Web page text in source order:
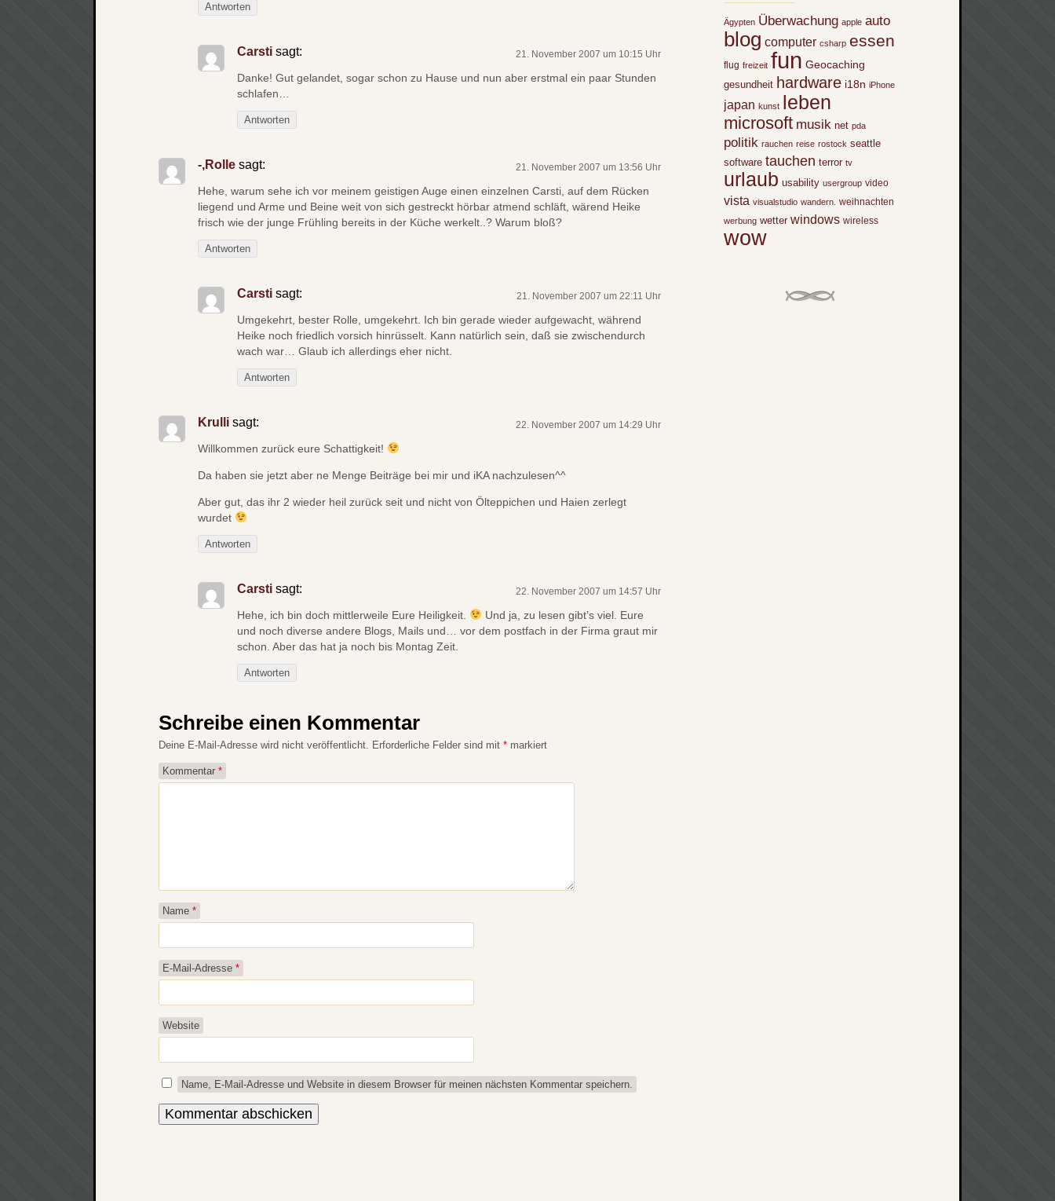
Antworten
Carsti sagt: 21. November 2007 um 10:15 Uhr
Danke! Gut gelandet, sogar schon zu Hause und nun aber erstmal ein paar Stunden
schlafen…
Antworten
-,Rolle sagt: 21. November 2007 um 13:56 Uhr
Hehe, warum sehe ich vor meinem geistigen Auge einen einzelnen Carsti, auf dem Rücken
liegend und Arme und Beine weit von sich gestreckt hörbar atmend schläft, wärend Heike
frisch wie der junge Frühling bereits in der Küche werkelt..? Warum bloß?
Antworten
Carsti sagt: 21. November 2007 um 22:11 Uhr
Umgekehrt, bester Rolle, umgekehrt. Ich bin gerade wieder aufgewacht, während
Heike noch friedlich vorsich hinrüsselt. Kann natürlich sein, daß sie zwischendurch
wach war… Glaub ich allerdings eher nicht.
Antworten
Krulli sagt: 22. November 2007 um 14:29 Uhr
Willkommen zurück eure Schattigkeit!
Da haben sie jetzt aber ne Menge Beiträge bei mir und iKA nachzulesen^^
Aber gut, das ihr 2 wieder heil zurück seit und nicht von Ölteppichen und Haien zerlegt
wurdet
Antworten
Carsti sagt: 22. November 2007 um 14:57 Uhr
Hehe, ich bin doch mittlerweile Eure Heiligkeit.
Und ja, zu lesen gibt’s viel. Eure
und noch diverse andere Blogs, Mails und… vor dem postfach in der Firma graut mir
schon. Aber das hat ja noch bis Montag Zeit.
Antworten
Schreibe einen Kommentar
Deine E-Mail-Adresse wird nicht veröffentlicht. Erforderliche Felder sind mit * markiert
Kommentar *
Name *
E-Mail-Adresse *
Website
Name, E-Mail-Adresse und Website in diesem Browser für meinen nächsten Kommentar speichern.
Ägypten Überwachung apple auto
blog computer csharp essen
flug freizeit fun Geocaching
gesundheit hardware i18n iPhone
japan kunst leben
microsoft musik net pda
politik rauchen reise rostock seattle
software tauchen terror tv
urlaub usability usergroup video
vista visualstudio wandern. weihnachten
werbung wetter windows wireless
wow